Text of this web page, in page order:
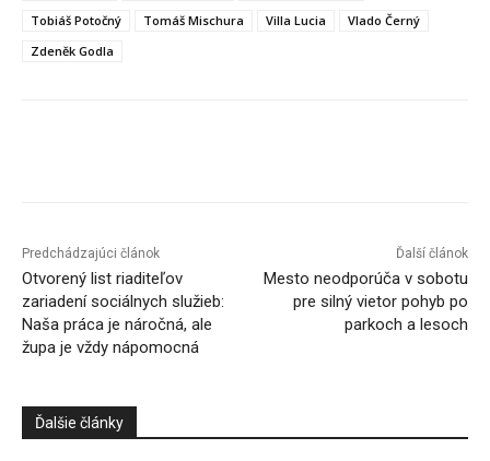
Tobiáš Potočný
Tomáš Mischura Villa Lucia
Vlado Černý
Zdeněk Godla
Predchádzajúci článok
Otvorený list riaditeľov
zariadení sociálnych služieb:
Naša práca je náročná, ale
župa je vždy nápomocná
Ďalší článok
Mesto neodporúča v sobotu
pre silný vietor pohyb po
parkoch a lesoch
Ďalšie články